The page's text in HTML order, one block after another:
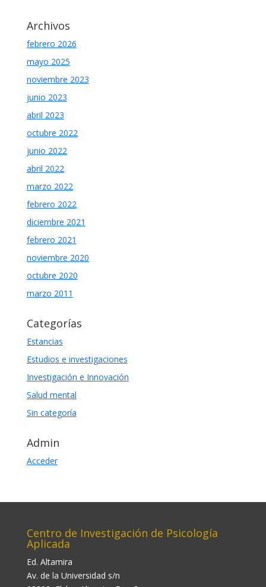
Archivos
febrero 2026
mayo 2025
noviembre 2023
junio 2023
abril 2023
octubre 2022
junio 2022
abril 2022
marzo 2022
febrero 2022
diciembre 2021
febrero 2021
noviembre 2020
octubre 2020
marzo 2011
Categorías
Estancias
Estudios e investigaciones
Investigación e Innovación
Salud mental
Sin categoría
Admin
Acceder
Centro de Investigación de Psicología
Aplicada
Ed. Altamira
Av. de la Universidad s/n